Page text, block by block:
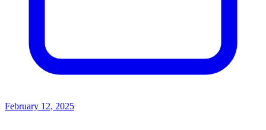
February 12, 2025